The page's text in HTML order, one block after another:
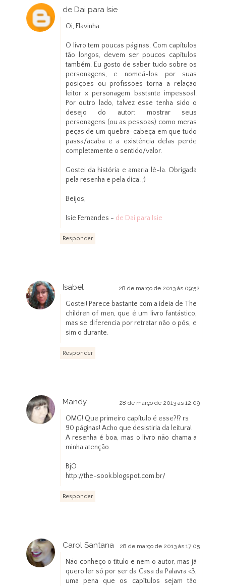
de Dai para Isie
Oi, Flavinha.
O livro tem poucas páginas. Com capítulos
tão longos, devem ser poucos capítulos
também. Eu gosto de saber tudo sobre os
personagens, e nomeá-los por suas
posições ou profissões torna a relação
leitor x personagem bastante impessoal.
Por outro lado, talvez esse tenha sido o
desejo do autor: mostrar seus
personagens (ou as pessoas) como meras
peças de um quebra-cabeça em que tudo
passa/acaba e a existência delas perde
completamente o sentido/valor.
Gostei da história e amaria lê-la. Obrigada
pela resenha e pela dica. ;)
Beijos,
Isie Fernandes - de Dai para Isie
Responder
Isabel 28 de março de 2013 às 09:52
Gostei! Parece bastante com a ideia de The
children of men, que é um livro fantástico,
mas se diferencia por retratar não o pós, e
sim o durante.
Responder
Mandy 28 de março de 2013 às 12:09
OMG! Que primeiro capítulo é esse?!? rs
90 páginas! Acho que desistiria da leitura!
A resenha é boa, mas o livro não chama a
minha atenção.
BjO
http://the-sook.blogspot.com.br/
Responder
Carol Santana 28 de março de 2013 às 17:05
Não conheço o título e nem o autor, mas já
quero ler só por ser da Casa da Palavra <3,
uma pena que os capítulos sejam tão